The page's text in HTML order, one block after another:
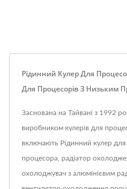
Рідинний Кулер Для
Для Процесорів З Низьким
Заснована на Тайвані з 1992
виробником кулерів для
включають Рідинний кулер
процесора, радіатор
охолоджувач з алюмінієвим